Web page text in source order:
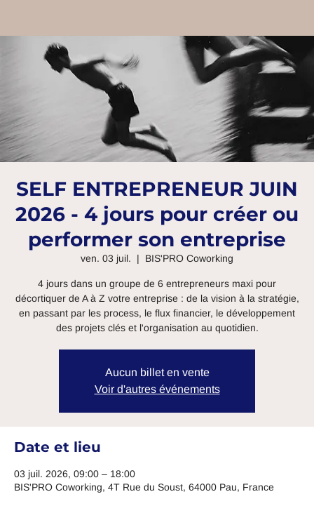
SELF ENTREPRENEUR JUIN
2026 - 4 jours pour créer ou
performer son entreprise
ven. 03 juil.
  |
BIS'PRO Coworking
4 jours dans un groupe de 6 entrepreneurs maxi pour
décortiquer de A à Z votre entreprise : de la vision à la stratégie,
en passant par les process, le flux financier, le développement
des projets clés et l'organisation au quotidien.
Aucun billet en vente
Voir d'autres événements
Date et lieu
03 juil. 2026, 09:00 – 18:00
BIS'PRO Coworking, 4T Rue du Soust, 64000 Pau, France